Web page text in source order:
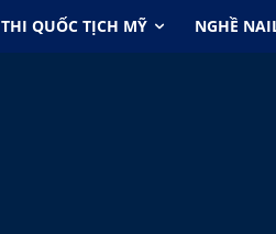
THI QUỐC TỊCH MỸ NGHỀ